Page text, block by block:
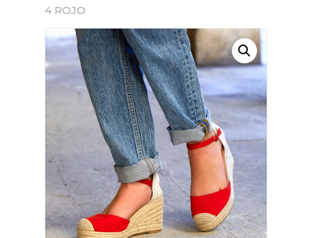
4 ROJO